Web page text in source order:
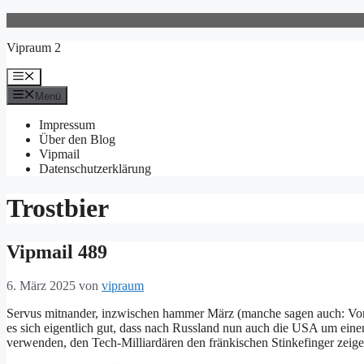
springen
Vipraum 2
Menü
Menü
Impressum
Über den Blog
Vipmail
Datenschutzerklärung
Trostbier
Vipmail 489
6. März 2025 von vipraum
Servus mitnander, inzwischen hammer März (manche sagen auch:
es sich eigentlich gut, dass nach Russland nun auch die USA um
verwenden, den Tech-Milliardären den fränkischen Stinkefinger